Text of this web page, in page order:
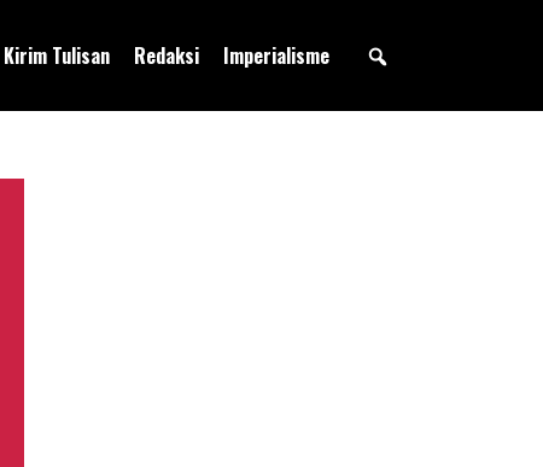
Kirim Tulisan Redaksi Imperialisme